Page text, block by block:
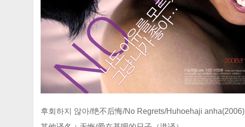
후회하지 않아/绝不后悔/No Regrets/Huhoehaji anha(2006)